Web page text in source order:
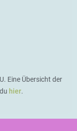
Eine Übersicht der
hier.